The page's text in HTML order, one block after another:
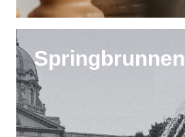
Springbrunnen